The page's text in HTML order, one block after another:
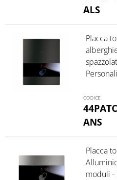
ALS
ANS
Placca
Placca
moduli -